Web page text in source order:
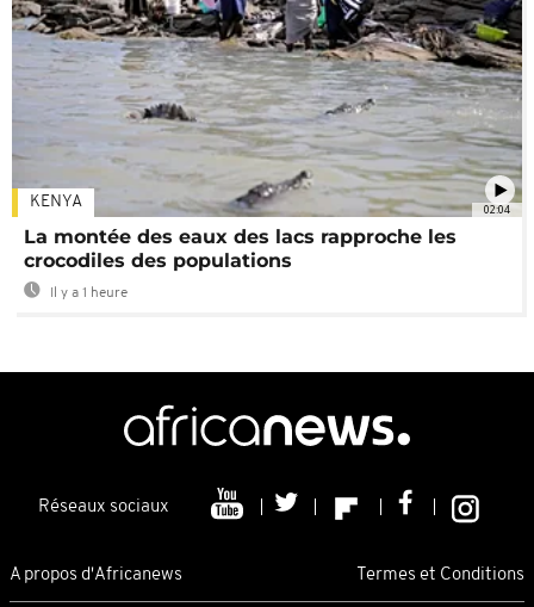
02:04
KENYA
La montée des eaux des lacs rapproche les
crocodiles des populations
Il y a 1 heure
Réseaux sociaux
A propos d'Africanews Termes et Conditions